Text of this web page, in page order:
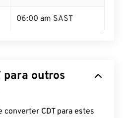
06:00 am SAST
para outros
converter CDT para estes